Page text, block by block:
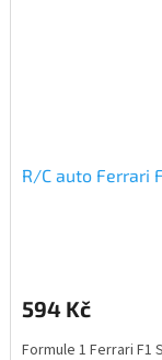
R/C auto Ferrari
594 Kč
Formule 1 Ferrari F1